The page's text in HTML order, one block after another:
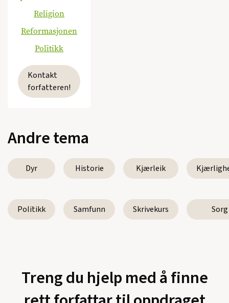
Religion
Reformasjonen
Politikk
Kontakt
forfatteren!
Andre tema
Dyr Historie Kjærleik
Politikk Samfunn Skrivekurs Sorg
Treng du hjelp med å finne